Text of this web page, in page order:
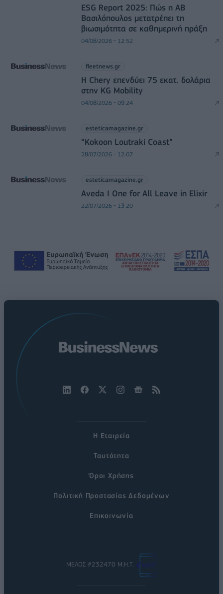
ESG Report 2025: Πώς η ΑΒ
Βασιλόπουλος μετατρέπει τη
βιωσιμότητα σε καθημερινή πράξη
04/08/2026 - 12:52
fleetnews.gr
Η Chery επενδύει 75 εκατ. δολάρια
στην KG Mobility
04/08/2026 - 09:24
esteticamagazine.gr
“Kokoon Loutraki Coast”
28/07/2026 - 12:07
esteticamagazine.gr
Aveda I One for All Leave in Elixir
22/07/2026 - 13:20
Η Εταιρεία
Ταυτότητα
Όροι Χρήσης
Πολιτική Προστασίας Δεδομένων
Επικοινωνία
ΜΕΛΟΣ #232470 Μ.Η.Τ.